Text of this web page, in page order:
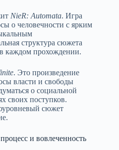
NieR: Automata. Игра
о человечности с ярким
структура сюжета
каждом прохождении.
. Это произведение
власти и свободы
о социальной
своих поступков.
сюжет
и вовлеченность